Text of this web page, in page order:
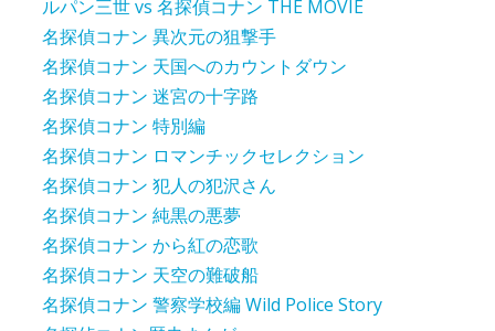
ルパン三世 vs 名探偵コナン THE MOVIE
名探偵コナン 異次元の狙撃手
名探偵コナン 天国へのカウントダウン
名探偵コナン 迷宮の十字路
名探偵コナン 特別編
名探偵コナン ロマンチックセレクション
名探偵コナン 犯人の犯沢さん
名探偵コナン 純黒の悪夢
名探偵コナン から紅の恋歌
名探偵コナン 天空の難破船
名探偵コナン 警察学校編 Wild Police Story